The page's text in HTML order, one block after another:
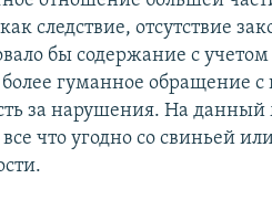
следствие, отсутствие
бы содержание с
более гуманное обращение
за нарушения. На
что угодно со свиньей